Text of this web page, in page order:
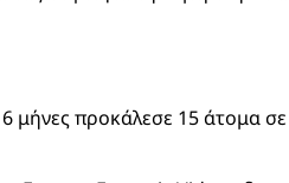
προκάλεσε 15 άτομα